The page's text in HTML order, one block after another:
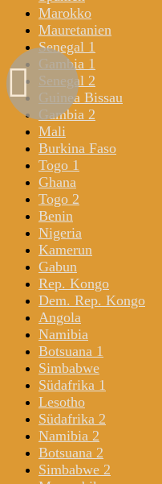
Marokko
Mauretanien
Senegal 1
Gambia 1
Senegal 2
Guinea Bissau
Gambia 2
Mali
Burkina Faso
Togo 1
Ghana
Togo 2
Benin
Nigeria
Kamerun
Gabun
Rep. Kongo
Dem. Rep. Kongo
Angola
Namibia
Botsuana 1
Simbabwe
Südafrika 1
Lesotho
Südafrika 2
Namibia 2
Botsuana 2
Simbabwe 2